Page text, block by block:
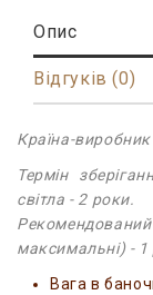
Опис
Відгуків (0)
Країна-
Термін
світла - 2 роки.
максимальні) - 1
Вага в